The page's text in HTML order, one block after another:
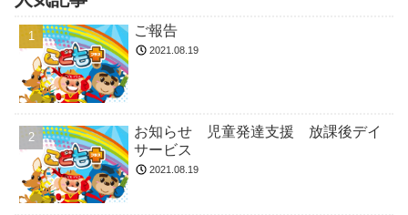
ご報告
2021.08.19
お知らせ 児童発達支援 放課後デイ
サービス
2021.08.19